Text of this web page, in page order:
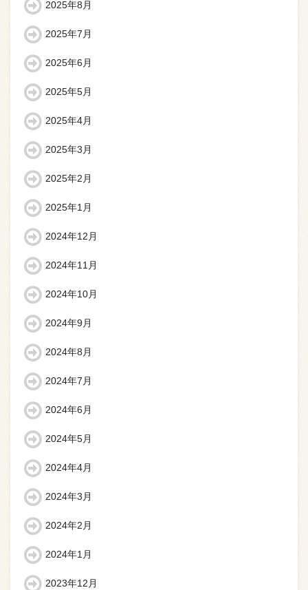
2025年8月
2025年7月
2025年6月
2025年5月
2025年4月
2025年3月
2025年2月
2025年1月
2024年12月
2024年11月
2024年10月
2024年9月
2024年8月
2024年7月
2024年6月
2024年5月
2024年4月
2024年3月
2024年2月
2024年1月
2023年12月